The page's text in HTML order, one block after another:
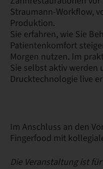
Straumann-Workflow,
Produktion.
Sie erfahren, wie Sie
Patientenkomfort
Morgen nutzen. Im
Sie selbst aktiv werden
Drucktechnologie live
Im Anschluss an den
Fingerfood mit
Die Veranstaltung ist